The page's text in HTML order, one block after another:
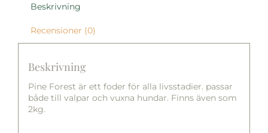
Beskrivning
Recensioner (0)
Beskrivning
Pine Forest är ett foder för alla livsstadier. passar
både till valpar och vuxna hundar. Finns även som
2kg.